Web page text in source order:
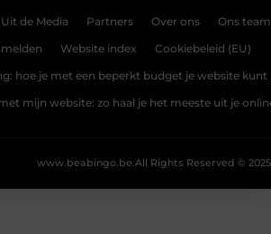
Uit de Media Partners Over ons Ons team
Website index Cookiebeleid (EU)
hoe je met een beperkt budget je website kunt
mijn website: zo haal je het meeste uit je
All Rights Reserved © 2025
www.beabingo.be.